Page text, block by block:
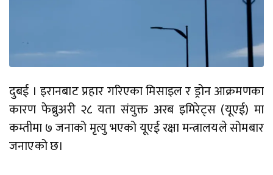
दुबई । इरानबाट प्रहार गरिएका मिसाइल र ड्रोन आक्रमणका
कारण फेब्रुअरी २८ यता संयुक्त अरब इमिरेट्स (यूएई) मा
कम्तीमा ७ जनाको मृत्यु भएको यूएई रक्षा मन्त्रालयले सोमबार
जनाएको छ।